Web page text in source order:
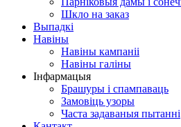
Шкло на заказ
Выпадкі
Навіны
Навіны кампаніі
Навіны галіны
Інфармацыя
Брашуры і спампаваць
Замовіць узоры
Часта задаваныя пытанні